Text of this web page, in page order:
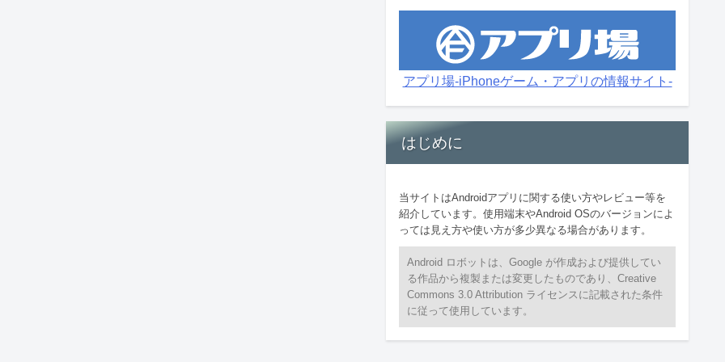
アプリ場-iPhoneゲーム・アプリの情報サイト-
はじめに
当サイトはAndroidアプリに関する使い方やレビュー等を
紹介しています。使用端末やAndroid OSのバージョンによ
っては見え方や使い方が多少異なる場合があります。
Android ロボットは、Google が作成および提供してい
る作品から複製または変更したものであり、Creative
Commons 3.0 Attribution ライセンスに記載された条件
に従って使用しています。